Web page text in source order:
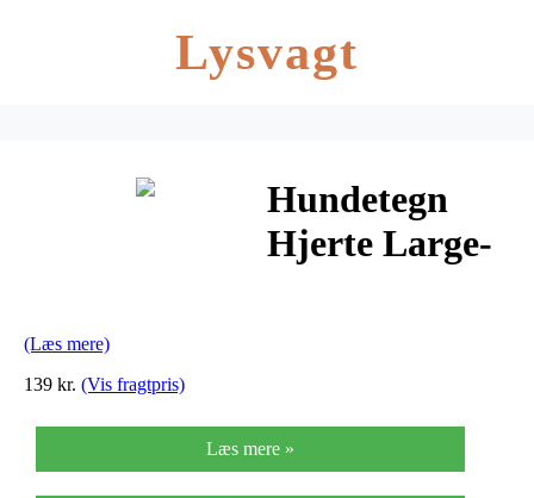
Lysvagt
Hundetegn
Hjerte Large-
(Læs mere)
139 kr. (Vis fragtpris)
Læs mere »